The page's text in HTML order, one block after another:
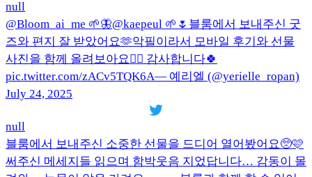
null
@Bloom_ai_me 🌱🦋@kaepeul 🌱🌷블룸에서 보내주신 굿
즈와 편지 잘 받았어요🫶악필이라서 모바일 후기와 선물
사진을 함께 올려보아요🙇‍♀️ 감사합니다🍀
pic.twitter.com/zACv5TQK6A— 예리엘 (@yerielle_ropan)
July 24, 2025
null
블룸에서 보내주신 소중한 선물을 드디어 열어봤어요🥺🩷
써주신 메세지들 읽으며 함박웃음 지었답니다… 감동이 몰